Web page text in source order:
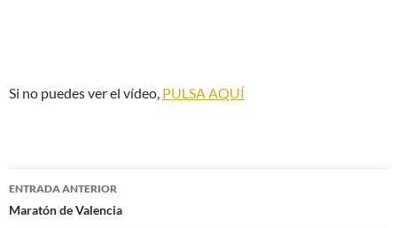
Si no puedes ver el vídeo, PULSA AQUÍ
Navegación
de
ENTRADA ANTERIOR
Maratón de Valencia